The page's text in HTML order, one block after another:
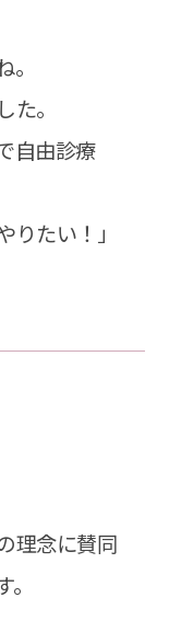
。
自由診療
たい！」
理念に賛同